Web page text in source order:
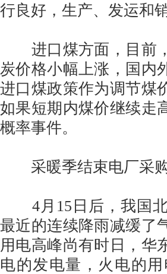
行良好，生产、发运和
进口煤方面，目前，
炭价格小幅上涨，国内
进口煤政策作为调节煤
如果短期内煤价继续走
概率事件。
采暖季结束电厂采
4月15日后，我国北
最近的连续降雨减缓了
用电高峰尚有时日，华
电的发电量，火电的